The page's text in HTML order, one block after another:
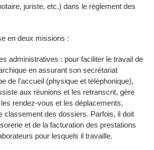
juriste, etc.) dans le règlement des
en deux missions :
administratives : pour faciliter le travail de
en assurant son secrétariat
de l’accueil (physique et téléphonique),
aux réunions et les retranscrit, gère
les rendez-vous et les déplacements,
classement des dossiers. Parfois, il doit
et de la facturation des prestations
pour lesquels il travaille.